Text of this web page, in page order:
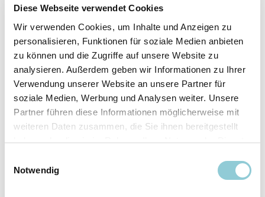
Diese Webseite verwendet Cookies
Wir verwenden Cookies, um Inhalte und Anzeigen zu
personalisieren, Funktionen für soziale Medien anbieten
zu können und die Zugriffe auf unsere Website zu
analysieren. Außerdem geben wir Informationen zu Ihrer
Verwendung unserer Website an unsere Partner für
soziale Medien, Werbung und Analysen weiter. Unsere
Partner führen diese Informationen möglicherweise mit
weiteren Daten zusammen, die Sie ihnen bereitgestellt
haben oder die sie im Rahmen Ihrer Nutzung der Dienste
Notwendig
Angebotsnummer
ABO49.135
Ausstattungslinie
AMG Line
Verfügbar ab
10/2026
Fahrzeugkategorie
SUV/​Geländewagen/​
Pickup
Fahrzeugkategorie
Sportwagen/​Coupé
Leistung
180 kW (245 PS)